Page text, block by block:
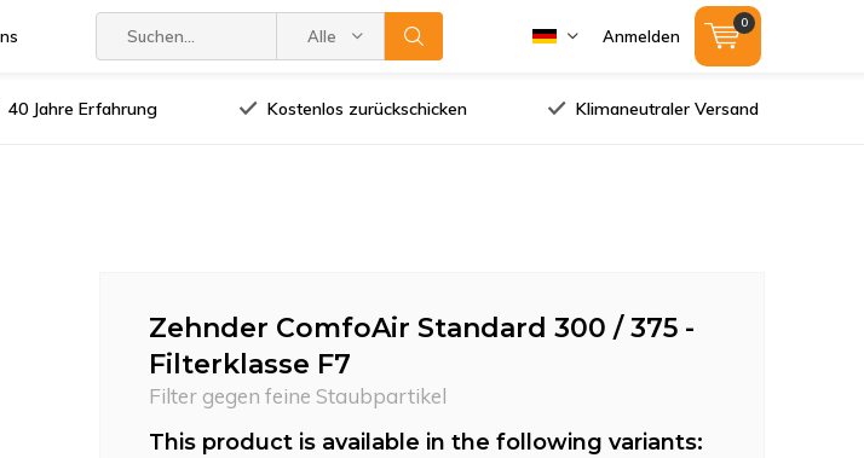
Alle Marken Anmelden
0
40 Jahre Erfahrung Kostenlos zurückschicken Klimaneutraler Versand
Zehnder ComfoAir Standard 300 / 375 -
Filterklasse F7
Filter gegen feine Staubpartikel
This product is available in the following variants: